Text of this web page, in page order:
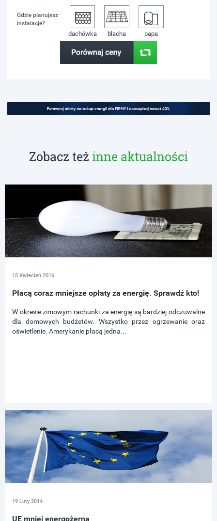
Gdzie planujesz
instalacje?
dachówka blacha papa
Zobacz też inne aktualności
15 Kwiecień 2016
Płacą coraz mniejsze opłaty za energię. Sprawdź kto!
W okresie zimowym rachunki za energię są bardziej odczuwalne
dla domowych budżetów. Wszystko przez ogrzewanie oraz
oświetlenie. Amerykanie płacą jedna...
19 Luty 2014
UE mniej energożerna